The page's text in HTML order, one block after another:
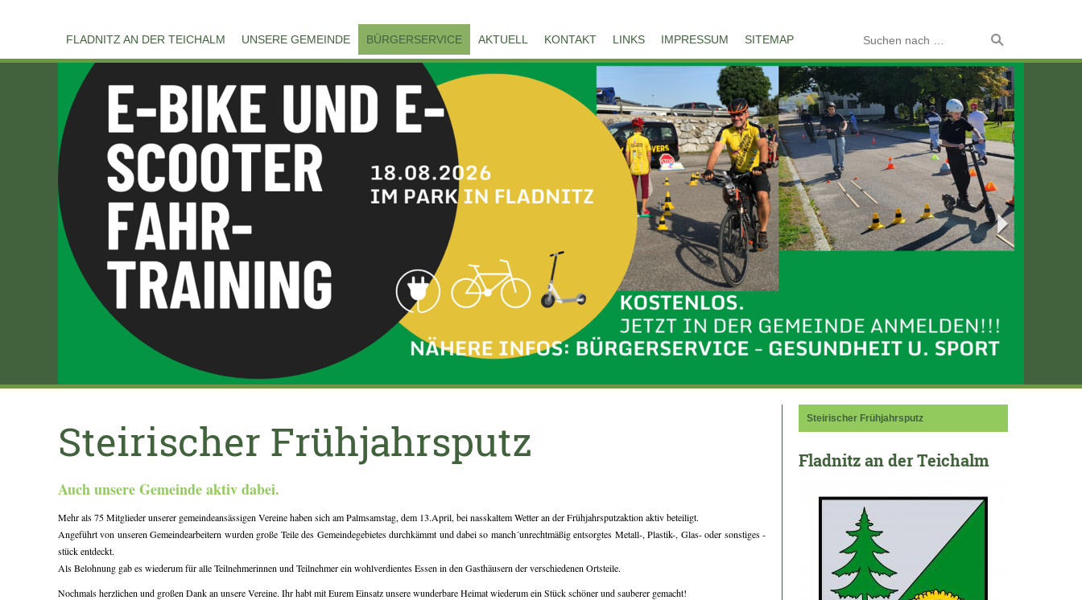
FLADNITZ AN DER TEICHALM UNSERE GEMEINDE BÜRGERSERVICE AKTUELL KONTAKT LINKS IMPRESSUM SITEMAP
Steirischer Frühjahrsputz
Auch unsere Gemeinde aktiv dabei.
Mehr als 75 Mitglieder unserer gemeindeansässigen Vereine haben sich am Palmsamstag, dem 13.April, bei nasskaltem Wetter an der Frühjahrsputzaktion aktiv beteiligt.
Angeführt von unseren Gemeindearbeitern wurden große Teile des Gemeindegebietes durchkämmt und dabei so manch´unrechtmäßig entsorgtes Metall-, Plastik-, Glas- oder sonstiges -
stück entdeckt.
Als Belohnung gab es wiederum für alle Teilnehmerinnen und Teilnehmer ein wohlverdientes Essen in den Gasthäusern der verschiedenen Ortsteile.
Nochmals herzlichen und großen Dank an unsere Vereine. Ihr habt mit Eurem Einsatz unsere wunderbare Heimat wiederum ein Stück schöner und sauberer gemacht!
Steirischer Frühjahrsputz
Fladnitz an der Teichalm